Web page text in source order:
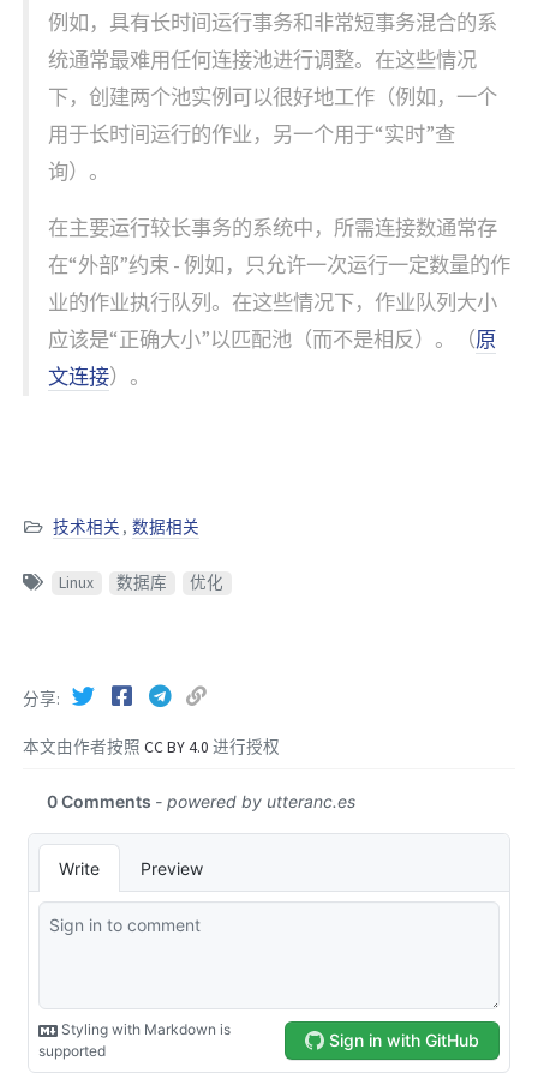
例如，具有长时间运行事务和非常短事务混合的系
统通常最难用任何连接池进行调整。在这些情况
下，创建两个池实例可以很好地工作（例如，一个
用于长时间运行的作业，另一个用于“实时”查
询）。
在主要运行较长事务的系统中，所需连接数通常存
在“外部”约束 - 例如，只允许一次运行一定数量的作
业的作业执行队列。在这些情况下，作业队列大小
应该是“正确大小”以匹配池（而不是相反）。（原
文连接）。
技术相关 , 数据相关
Linux 数据库 优化
本文由作者按照 CC BY 4.0 进行授权
分享